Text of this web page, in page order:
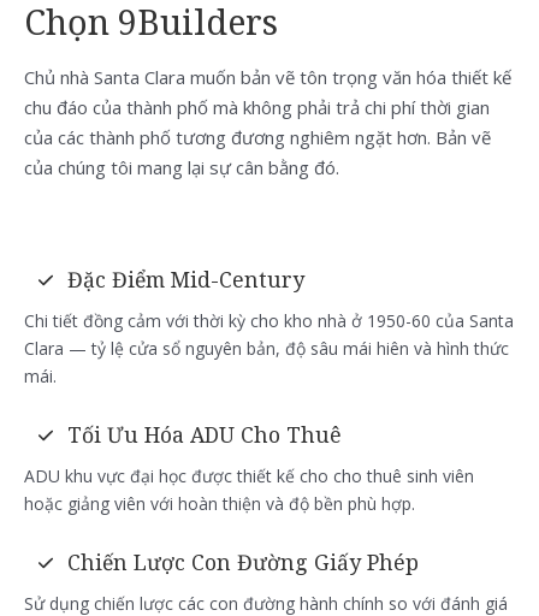
Chọn 9Builders
Chủ nhà Santa Clara muốn bản vẽ tôn trọng văn hóa thiết kế
chu đáo của thành phố mà không phải trả chi phí thời gian
của các thành phố tương đương nghiêm ngặt hơn. Bản vẽ
của chúng tôi mang lại sự cân bằng đó.
Đặc Điểm Mid-Century
Chi tiết đồng cảm với thời kỳ cho kho nhà ở 1950-60 của Santa
Clara — tỷ lệ cửa sổ nguyên bản, độ sâu mái hiên và hình thức
mái.
Tối Ưu Hóa ADU Cho Thuê
ADU khu vực đại học được thiết kế cho cho thuê sinh viên
hoặc giảng viên với hoàn thiện và độ bền phù hợp.
Chiến Lược Con Đường Giấy Phép
Sử dụng chiến lược các con đường hành chính so với đánh giá